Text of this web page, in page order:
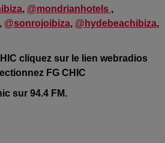
, @mondrianhotels ,
, @sonrojoibiza, @hydebeachibiza,
cliquez sur le lien webradios
FG CHIC
sur 94.4 FM.